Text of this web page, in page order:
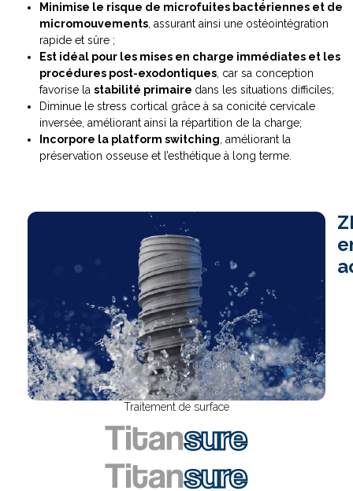
Minimise le risque de microfuites bactériennes et de
micromouvements, assurant ainsi une ostéointégration
rapide et sûre ;
Est idéal pour les mises en charge immédiates et les
procédures post-exodontiques, car sa conception
favorise la stabilité primaire dans les situations difficiles;
Diminue le stress cortical grâce à sa conicité cervicale
inversée, améliorant ainsi la répartition de la charge;
Incorpore la platform switching, améliorant la
préservation osseuse et l’esthétique à long terme.
Traitement de surface